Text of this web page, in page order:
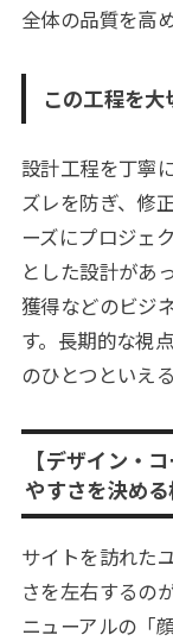
全体の品質を高
この工程を
設計工程を丁寧
ズレを防ぎ、修
ーズにプロジェ
とした設計があ
獲得などのビジ
す。長期的な視
のひとつといえ
【デザイン・
やすさを決め
サイトを訪れた
さを左右するの
ニューアルの「